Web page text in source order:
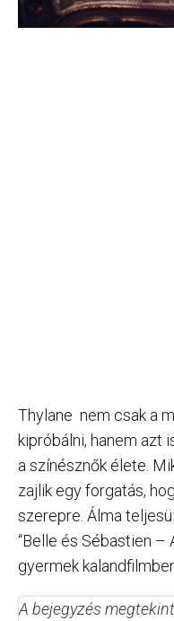
Thylane nem csak a
kipróbálni, hanem azt
a színésznők élete.
zajlik egy forgatás,
szerepre. Álma
“Belle és Sébastien –
gyermek
A bejegyzés